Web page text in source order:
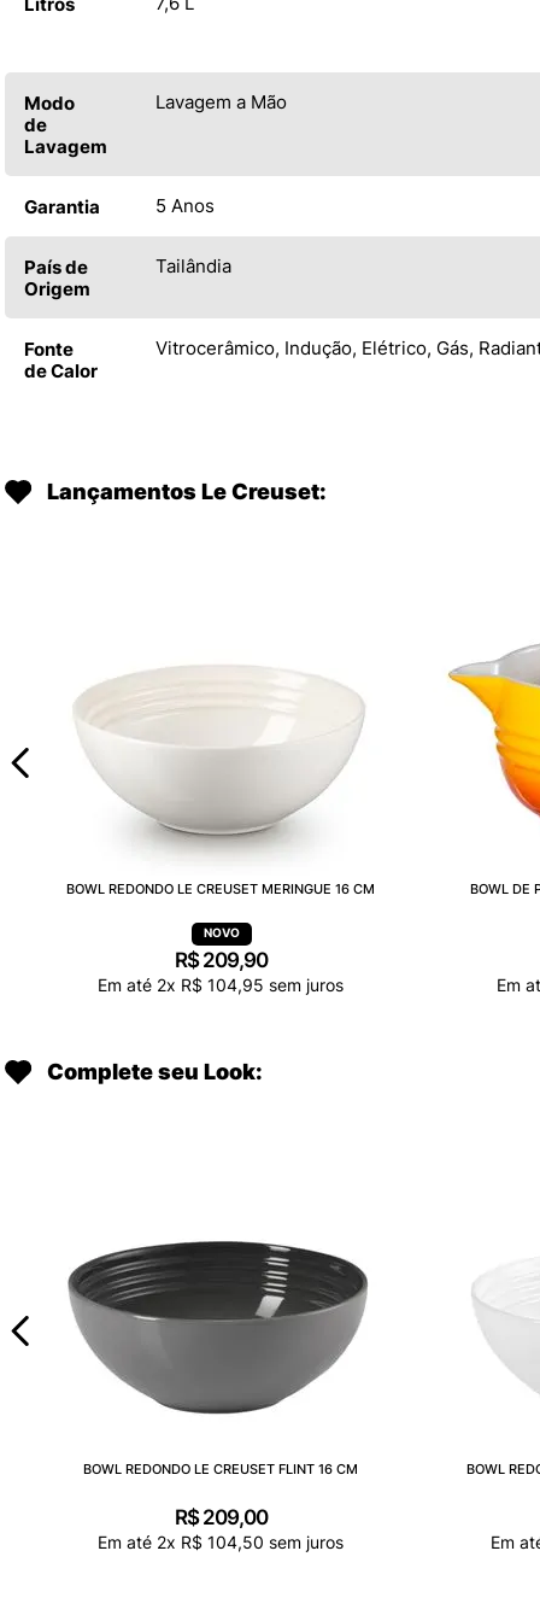
Modo
de
Lavagem
Lavagem a Mão
Garantia 5 Anos
País de
Origem
Tailândia
Fonte
de Calor
Vitrocerâmico, Indução, Elétrico, Gás,
Lançamentos Le Creuset:
BOWL REDONDO LE CREUSET MERINGUE 16 CM
R$ 209,90
Em até 2x R$ 104,95 sem juros
BOWL DE
Em
Complete seu Look:
BOWL REDONDO LE CREUSET FLINT 16 CM
R$ 209,00
Em até 2x R$ 104,50 sem juros
BOWL
Em